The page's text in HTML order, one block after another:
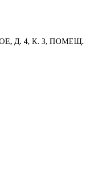
Д. 4, К. 3, ПОМЕЩ.